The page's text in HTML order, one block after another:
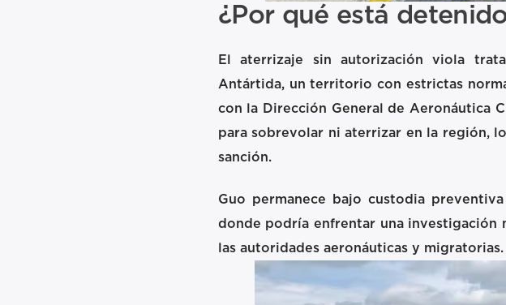
¿Por qué está
El aterrizaje sin autorización viola
Antártida, un territorio con estrictas
con la Dirección General de Aeronáutica
para sobrevolar ni aterrizar en la región,
sanción.
Guo permanece bajo custodia
donde podría enfrentar una investigación
las autoridades aeronáuticas y migratorias.